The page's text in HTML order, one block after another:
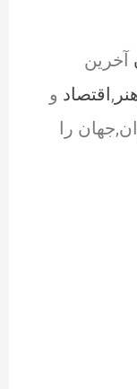
آخرین
,اقتصاد و
را